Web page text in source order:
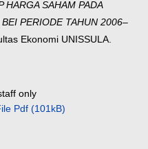
HARGA SAHAM PADA
PERIODE TAHUN 2006–
Ekonomi UNISSULA.
only
Pdf (101kB)